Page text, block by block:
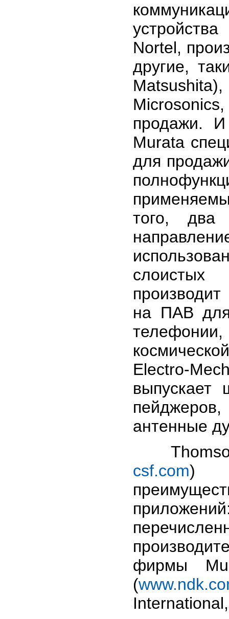
Nortel,
другие,
продажи.
Murata
для
того,
на ПАВ для
телефонии,
Electro-
выпускает
антенные
csf.com)
фирмы
(